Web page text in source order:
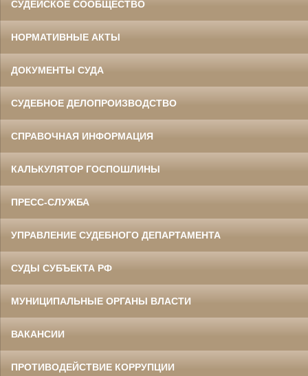
СУДЕЙСКОЕ СООБЩЕСТВО
НОРМАТИВНЫЕ АКТЫ
ДОКУМЕНТЫ СУДА
СУДЕБНОЕ ДЕЛОПРОИЗВОДСТВО
СПРАВОЧНАЯ ИНФОРМАЦИЯ
КАЛЬКУЛЯТОР ГОСПОШЛИНЫ
ПРЕСС-СЛУЖБА
УПРАВЛЕНИЕ СУДЕБНОГО ДЕПАРТАМЕНТА
СУДЫ СУБЪЕКТА РФ
МУНИЦИПАЛЬНЫЕ ОРГАНЫ ВЛАСТИ
ВАКАНСИИ
ПРОТИВОДЕЙСТВИЕ КОРРУПЦИИ